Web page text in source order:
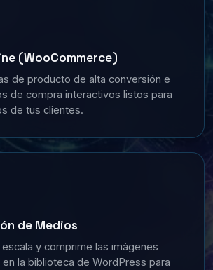
(WooCommerce)
de producto de alta conversión e
de compra interactivos listos para
de tus clientes.
de Medios
escala y comprime las imágenes
la biblioteca de WordPress para